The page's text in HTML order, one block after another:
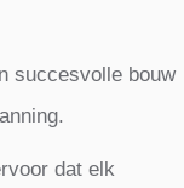
succesvolle bouw
dat elk